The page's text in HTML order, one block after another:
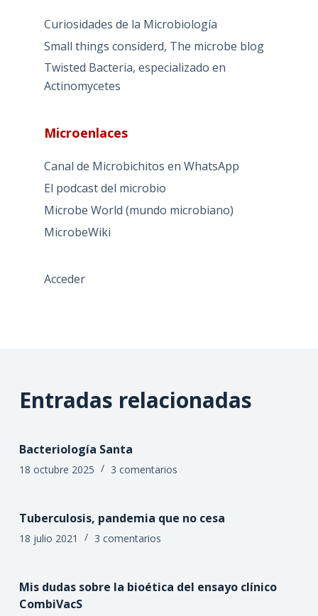
Curiosidades de la Microbiología
Small things considerd, The microbe blog
Twisted Bacteria, especializado en
Actinomycetes
Microenlaces
Canal de Microbichitos en WhatsApp
El podcast del microbio
Microbe World (mundo microbiano)
MicrobeWiki
Acceder
Entradas relacionadas
Bacteriología Santa
18 octubre 2025 3 comentarios
Tuberculosis, pandemia que no cesa
18 julio 2021 3 comentarios
Mis dudas sobre la bioética del ensayo clínico
CombiVacS